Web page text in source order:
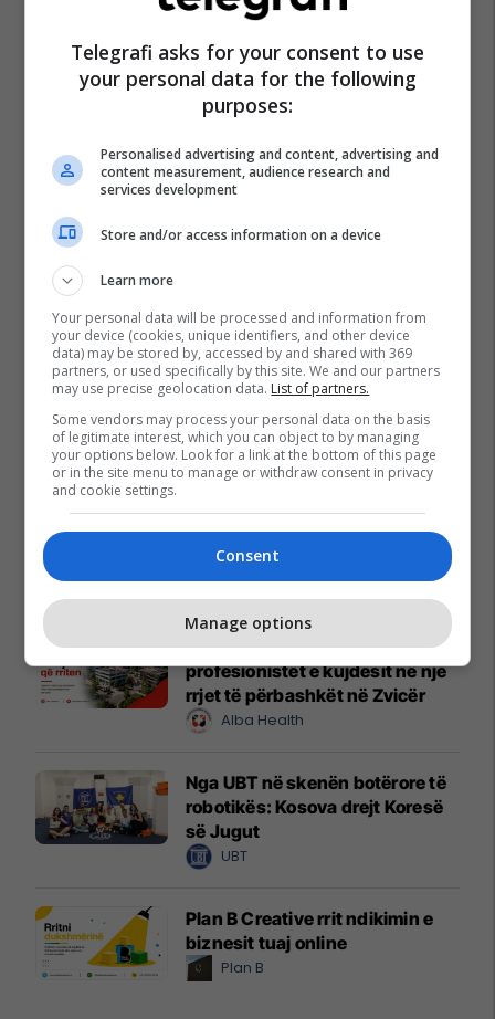
Promo Reklamo këtu
Banesë 98.96m² në shitje në
Lakrishtë – banim modern pranë
qendrës #16060
Pro Real Estate
Alba Health bashkon
profesionistët e kujdesit në një
rrjet të përbashkët në Zvicër
Alba Health
Nga UBT në skenën botërore të
robotikës: Kosova drejt Koresë
së Jugut
UBT
Plan B Creative rrit ndikimin e
biznesit tuaj online
Plan B
Telegrafi asks for your consent to use
your personal data for the following
purposes:
Personalised advertising and content, advertising and
content measurement, audience research and
services development
Store and/or access information on a device
Learn more
Your personal data will be processed and information from
your device (cookies, unique identifiers, and other device
data) may be stored by, accessed by and shared with 369
partners, or used specifically by this site. We and our partners
may use precise geolocation data. List of partners.
Some vendors may process your personal data on the basis
of legitimate interest, which you can object to by managing
your options below. Look for a link at the bottom of this page
or in the site menu to manage or withdraw consent in privacy
and cookie settings.
Consent
Manage options